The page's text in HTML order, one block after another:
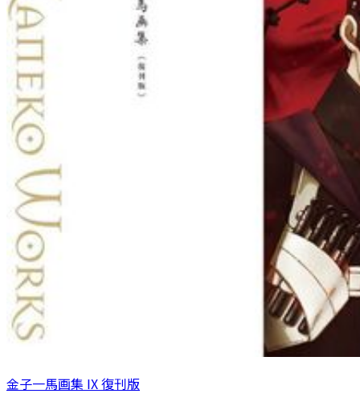
金子一馬画集 IX 復刊版